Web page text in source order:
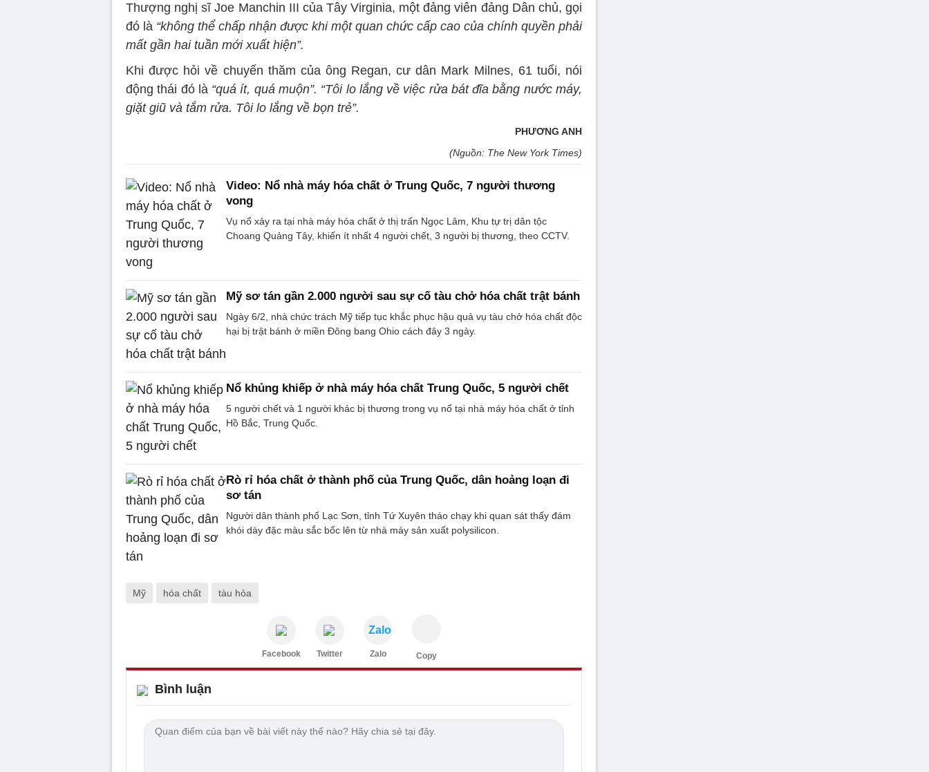
Thượng nghị sĩ Joe Manchin III của Tây Virginia, một đảng viên đảng Dân chủ, gọi
đó là “không thể chấp nhận được khi một quan chức cấp cao của chính quyền phải
mất gần hai tuần mới xuất hiện”.
Khi được hỏi về chuyến thăm của ông Regan, cư dân Mark Milnes, 61 tuổi, nói
động thái đó là “quá ít, quá muộn”. “Tôi lo lắng về việc rửa bát đĩa bằng nước máy,
giặt giũ và tắm rửa. Tôi lo lắng về bọn trẻ”.
PHƯƠNG ANH
(Nguồn: The New York Times)
Video: Nổ nhà máy hóa chất ở Trung Quốc, 7 người thương
vong
Vụ nổ xảy ra tại nhà máy hóa chất ở thị trấn Ngọc Lâm, Khu tự trị dân tộc
Choang Quảng Tây, khiến ít nhất 4 người chết, 3 người bị thương, theo CCTV.
Mỹ sơ tán gần 2.000 người sau sự cố tàu chở hóa chất trật bánh
Ngày 6/2, nhà chức trách Mỹ tiếp tục khắc phục hậu quả vụ tàu chở hóa chất độc
hại bị trật bánh ở miền Đông bang Ohio cách đây 3 ngày.
Nổ khủng khiếp ở nhà máy hóa chất Trung Quốc, 5 người chết
5 người chết và 1 người khác bị thương trong vụ nổ tại nhà máy hóa chất ở tỉnh
Hồ Bắc, Trung Quốc.
Rò rỉ hóa chất ở thành phố của Trung Quốc, dân hoảng loạn đi
sơ tán
Người dân thành phố Lạc Sơn, tỉnh Tứ Xuyên tháo chạy khi quan sát thấy đám
khói dày đặc màu sắc bốc lên từ nhà máy sản xuất polysilicon.
Mỹ hóa chất tàu hỏa
Facebook Twitter
Zalo
Zalo Copy
Bình luận